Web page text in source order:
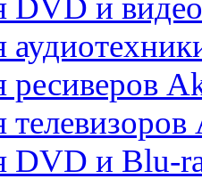
DVD и
ресиверов
телевизоров
DVD и Blu-